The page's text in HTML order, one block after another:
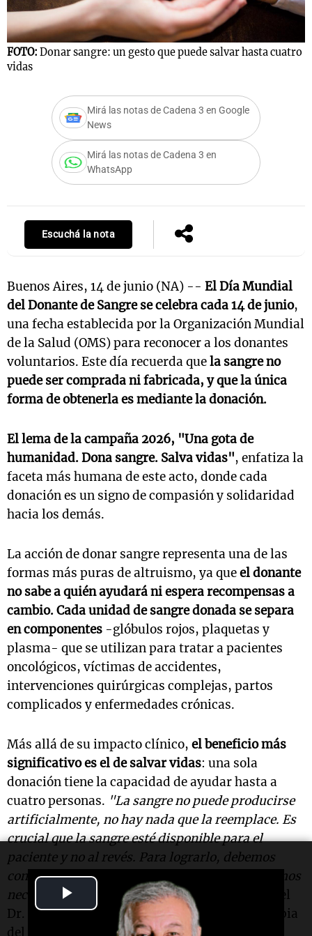
Video
FOTO: Donar sangre: un gesto que puede salvar hasta cuatro
vidas
Mirá las notas de Cadena 3 en Google
News
Mirá las notas de Cadena 3 en
WhatsApp
Escuchá la nota
Buenos Aires, 14 de junio (NA) -- El Día Mundial
del Donante de Sangre se celebra cada 14 de junio,
una fecha establecida por la Organización Mundial
de la Salud (OMS) para reconocer a los donantes
voluntarios. Este día recuerda quela sangre no
puede ser comprada ni fabricada, y que la única
forma de obtenerla es mediante la donación.
El lema de la campaña 2026, "Una gota de
humanidad. Dona sangre. Salva vidas", enfatiza la
faceta más humana de este acto, donde cada
donación es un signo de compasión y solidaridad
hacia los demás.
La acción de donar sangre representa una de las
formas más puras de altruismo, ya queel donante
no sabe a quién ayudará ni espera recompensas a
cambio. Cada unidad de sangre donada se separa
en componentes -glóbulos rojos, plaquetas y
plasma- que se utilizan para tratar a pacientes
oncológicos, víctimas de accidentes,
intervenciones quirúrgicas complejas, partos
complicados y enfermedades crónicas.
Más allá de su impacto clínico, el beneficio más
significativo es el de salvar vidas: una sola
donación tiene la capacidad de ayudar hasta a
cuatro personas. "La sangre no puede producirse
artificialmente, no hay nada que la reemplace. Es
crucial que la sangre esté disponible para el
paciente y no al revés. Para lograrlo, debemos
concientizar a la población, ya que todos podemos
necesitar sangre en algún momento",
subraya el
Dr. Oscar Rabinovich del Servicio de Hemoterapia
del Hospital Británico (M.N. 52.542).